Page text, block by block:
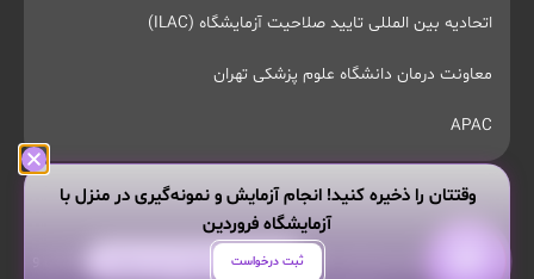
هر سوالی داری از من بپرس!
اتحادیه بین المللی تایید صلاحیت آزمایشگاه (ILAC)
معاونت درمان دانشگاه علوم پزشکی تهران
APAC
تمام حقوق این وبسایت محفوظ و مربوط به آزمایشگاه پاتوبیولوژی و
وقتتان را ذخیره کنید! انجام آزمایش و نمونه‌گیری در منزل با
آزمایشگاه فروردین
ثبت درخواست